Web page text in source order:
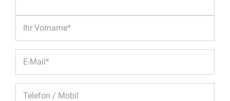
Ihr Vorname*
E-Mail*
Telefon / Mobil